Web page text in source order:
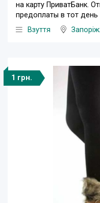
на карту ПриватБанк.
предоплаты в тот день
Взуття
1 грн.